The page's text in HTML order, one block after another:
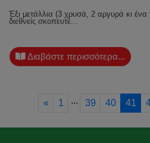
Έξι μετάλλια (3 χρυσά, 2 αργυρά κι ένα
διεθνείς σκοπευτέ...
Διαβάστε περισσότερα...
«Previous
1 ... 39 40 41